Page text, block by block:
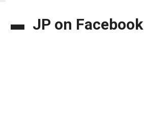
JP on Facebook